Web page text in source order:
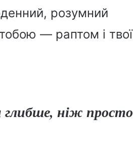
розумний
— раптом і твої
глибше, ніж просто